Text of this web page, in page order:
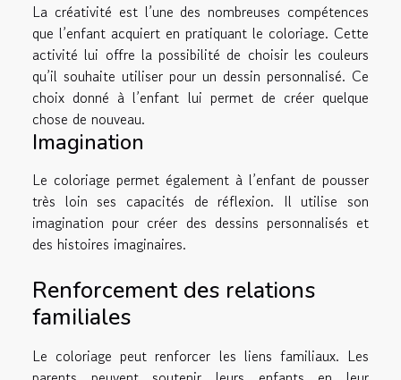
La créativité est l’une des nombreuses compétences
que l’enfant acquiert en pratiquant le coloriage. Cette
activité lui offre la possibilité de choisir les couleurs
qu’il souhaite utiliser pour un dessin personnalisé. Ce
choix donné à l’enfant lui permet de créer quelque
chose de nouveau.
Imagination
Le coloriage permet également à l’enfant de pousser
très loin ses capacités de réflexion. Il utilise son
imagination pour créer des dessins personnalisés et
des histoires imaginaires.
Renforcement des relations
familiales
Le coloriage peut renforcer les liens familiaux. Les